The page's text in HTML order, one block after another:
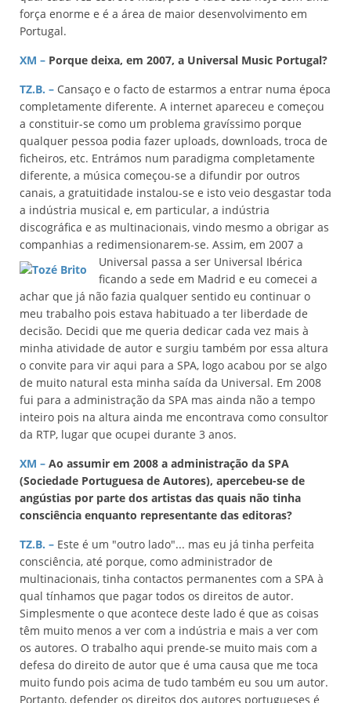
força enorme e é a área de maior desenvolvimento em
Portugal.
XM – Porque deixa, em 2007, a Universal Music Portugal?
TZ.B. – Cansaço e o facto de estarmos a entrar numa época
completamente diferente. A internet apareceu e começou
a constituir-se como um problema gravíssimo porque
qualquer pessoa podia fazer uploads, downloads, troca de
ficheiros, etc. Entrámos num paradigma completamente
diferente, a música começou-se a difundir por outros
canais, a gratuitidade instalou-se e isto veio desgastar toda
a indústria musical e, em particular, a indústria
discográfica e as multinacionais, vindo mesmo a obrigar as
companhias a redimensionarem-se. Assim, em 2007 a
Universal passa a ser Universal Ibérica
ficando a sede em Madrid e eu comecei a
achar que já não fazia qualquer sentido eu continuar o
meu trabalho pois estava habituado a ter liberdade de
decisão. Decidi que me queria dedicar cada vez mais à
minha atividade de autor e surgiu também por essa altura
o convite para vir aqui para a SPA, logo acabou por se algo
de muito natural esta minha saída da Universal. Em 2008
fui para a administração da SPA mas ainda não a tempo
inteiro pois na altura ainda me encontrava como consultor
da RTP, lugar que ocupei durante 3 anos.
XM – Ao assumir em 2008 a administração da SPA
(Sociedade Portuguesa de Autores), apercebeu-se de
angústias por parte dos artistas das quais não tinha
consciência enquanto representante das editoras?
TZ.B. – Este é um "outro lado"... mas eu já tinha perfeita
consciência, até porque, como administrador de
multinacionais, tinha contactos permanentes com a SPA à
qual tínhamos que pagar todos os direitos de autor.
Simplesmente o que acontece deste lado é que as coisas
têm muito menos a ver com a indústria e mais a ver com
os autores. O trabalho aqui prende-se muito mais com a
defesa do direito de autor que é uma causa que me toca
muito fundo pois acima de tudo também eu sou um autor.
Portanto, defender os direitos dos autores portugueses é